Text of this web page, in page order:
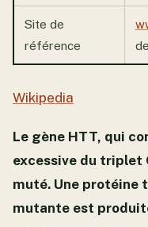
Site de
référence
Wikipedia
Le gène HTT, qui
excessive du triplet
muté. Une protéine
mutante est